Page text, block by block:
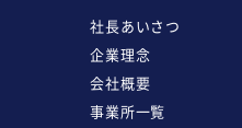
社長あいさつ
企業理念
会社概要
事業所一覧